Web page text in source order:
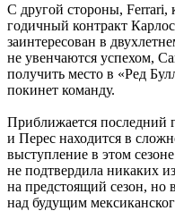
С другой стороны, Ferrari,
годичный контракт
заинтересован в
не увенчаются успехом,
получить место в «Ред
покинет команду.
Приближается последний
и Перес находится в
выступление в этом
не подтвердила никаких
на предстоящий сезон, но
над будущим